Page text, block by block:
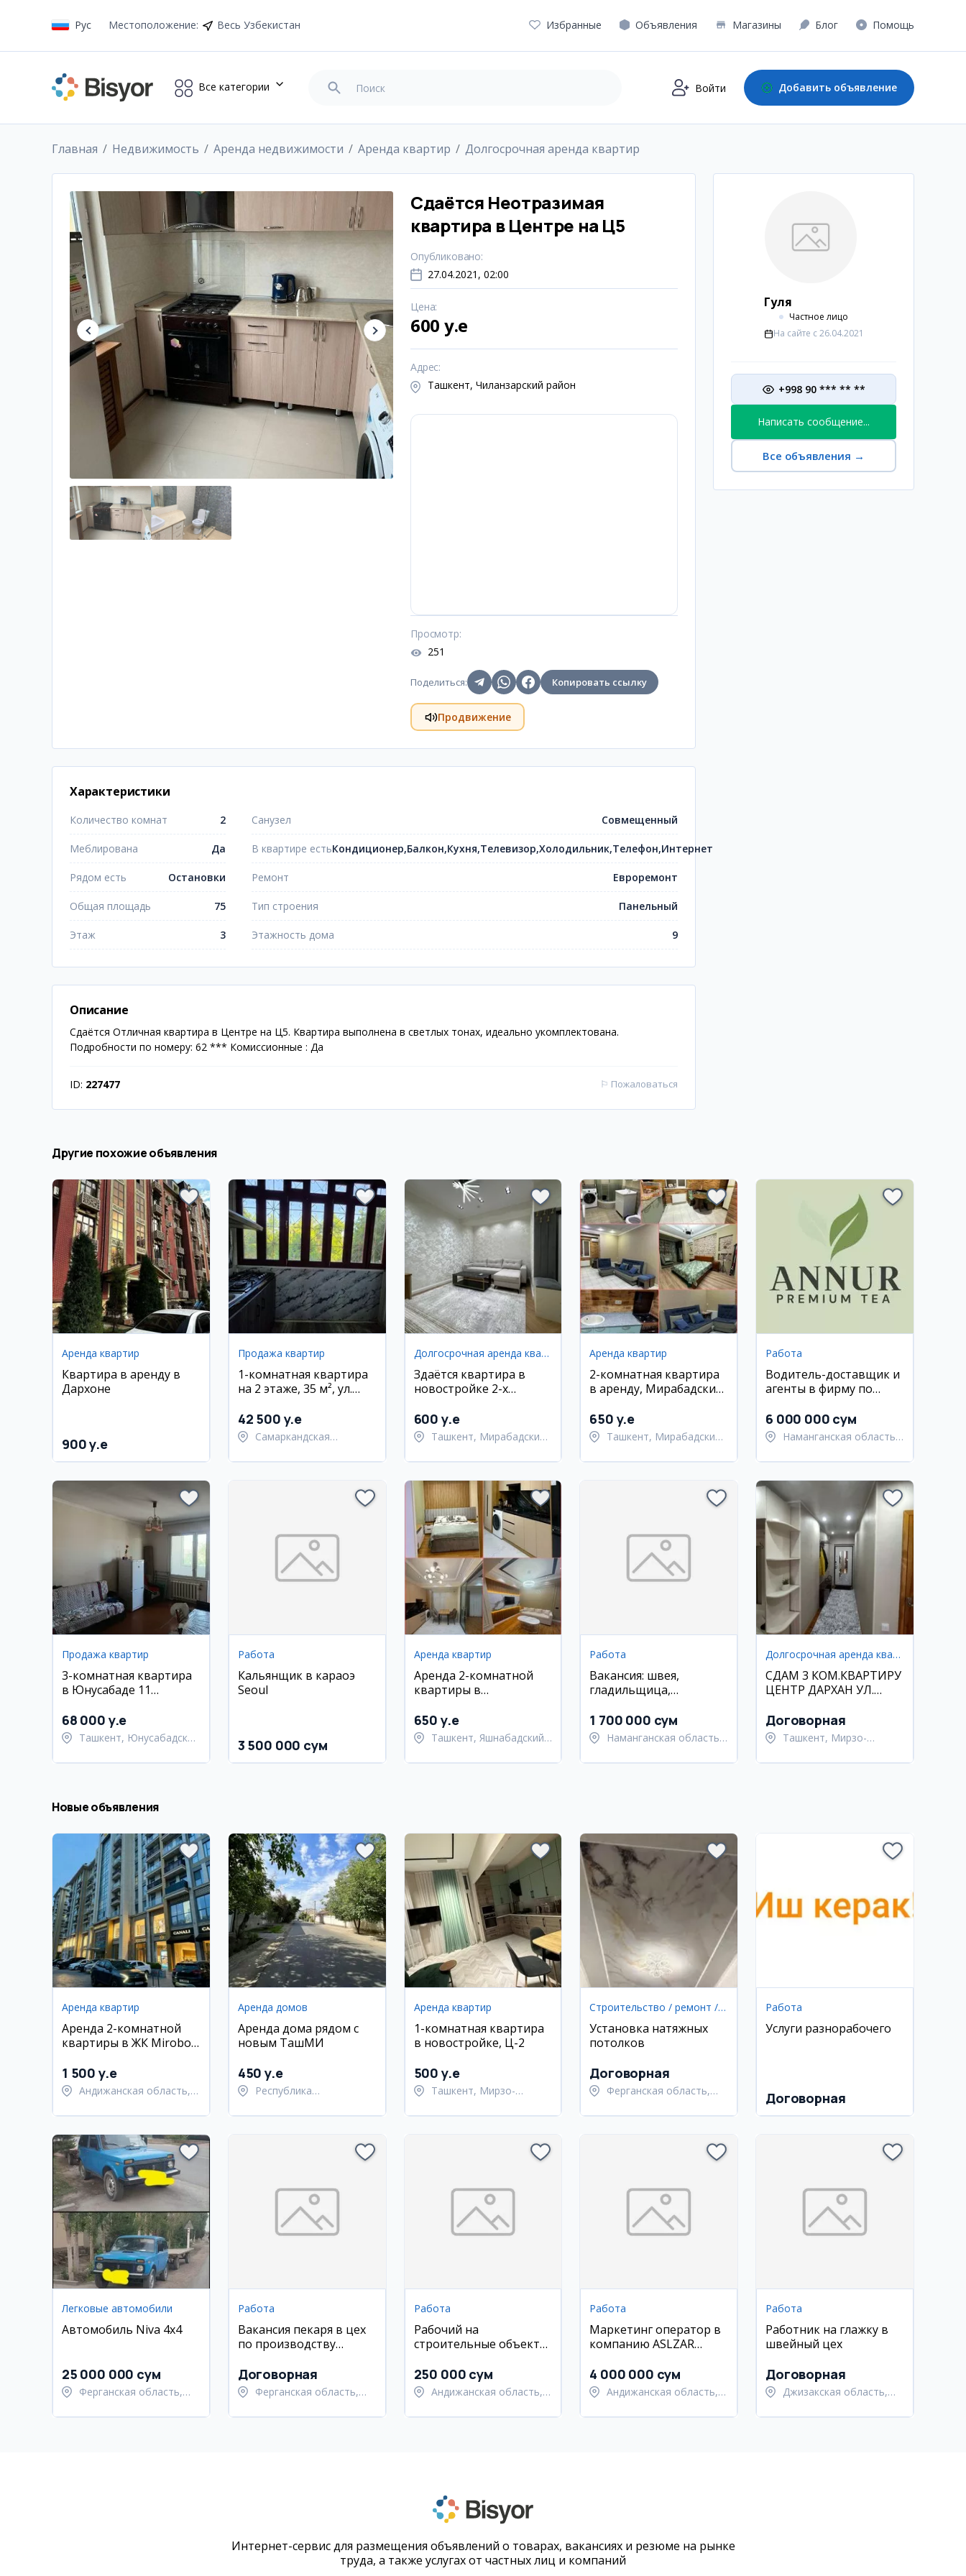
Рус Местоположение: Весь Узбекистан Избранные Объявления Магазины Блог Помощь
Все категории Войти Добавить объявление
Главная Недвижимость Аренда недвижимости Аренда квартир Долгосрочная аренда квартир
Сдаётся Неотразимая
квартира в Центре на Ц5
Опубликовано:
27.04.2021, 02:00
Цена:
600 y.e
Адрес:
Ташкент, Чиланзарский район
Просмотр:
251
Поделиться: Копировать ссылку
Продвижение
Характеристики
Количество комнат 2 Санузел Совмещенный
Меблирована Да В квартире естьКондиционер,Балкон,Кухня,Телевизор,Холодильник,Телефон,Интернет
Рядом есть Остановки Ремонт Евроремонт
Общая площадь 75 Тип строения Панельный
Этаж 3 Этажность дома 9
Описание
Сдаётся Отличная квартира в Центре на Ц5. Квартира выполнена в светлых тонах, идеально укомплектована.
Подробности по номеру: 62 *** Комиссионные : Да
ID: 227477 ⚐ Пожаловаться
Гуля
Частное лицо
На сайте с 26.04.2021
+998 90 *** ** **
Написать сообщение...
Все объявления →
Другие похожие объявления
Аренда квартир
Квартира в аренду в
Дархоне
900 y.e
Продажа квартир
1-комнатная квартира
на 2 этаже, 35 м², ул.
42 500 y.e
Самаркандская
Самаркандский район
Долгосрочная аренда квартир
Здаётся квартира в
новостройке 2-х
600 y.e
Ташкент, Мирабадский
Аренда квартир
2-комнатная квартира
в аренду, Мирабадский
650 y.e
Ташкент, Мирабадский
Работа
Водитель-доставщик и
агенты в фирму по
(Наманган)
6 000 000 сум
Наманганская область,
Продажа квартир
3-комнатная квартира
в Юнусабаде 11
68 000 y.e
Ташкент, Юнусабадский
Работа
Кальянщик в караоэ
Seoul
3 500 000 сум
Аренда квартир
Аренда 2-комнатной
квартиры в
650 y.e
Ташкент, Яшнабадский
Работа
Вакансия: швея,
гладильщица,
швейную фабрику в
Намангане
1 700 000 сум
Наманганская область,
Долгосрочная аренда квартир
СДАМ 3 КОМ.КВАРТИРУ
ЦЕНТР ДАРХАН УЛ.
ДОЛГОСРОЧНО
Договорная
Ташкент, Мирзо-
Новые объявления
Аренда квартир
Аренда 2-комнатной
квартиры в ЖК Mirobod
1 500 y.e
Андижанская область,
Аренда домов
Аренда дома рядом с
новым ТашМИ
450 y.e
Республика
Берунийский район
Аренда квартир
1-комнатная квартира
в новостройке, Ц-2
500 y.e
Ташкент, Мирзо-
Строительство / ремонт / уборка
Установка натяжных
потолков
Договорная
Ферганская область,
Работа
Услуги разнорабочего
Договорная
Легковые автомобили
Автомобиль Niva 4x4
25 000 000 сум
Ферганская область,
Работа
Вакансия пекаря в цех
по производству
Договорная
Ферганская область,
Работа
Рабочий на
строительные объекты
250 000 сум
Андижанская область,
Работа
Маркетинг оператор в
компанию ASLZAR
4 000 000 сум
Андижанская область,
Работа
Работник на глажку в
швейный цех
Договорная
Джизакская область,
Интернет-сервис для размещения объявлений о товарах, вакансиях и резюме на рынке
труда, а также услугах от частных лиц и компаний